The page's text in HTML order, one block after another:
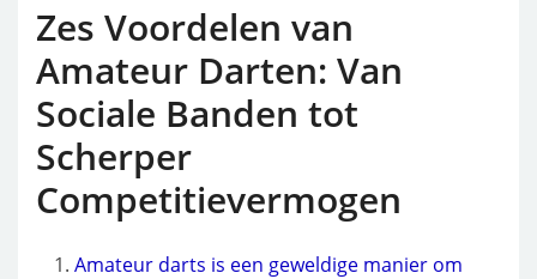
Zes Voordelen van
Amateur Darten: Van
Sociale Banden tot
Scherper
Competitievermogen
Amateur darts is een geweldige manier om